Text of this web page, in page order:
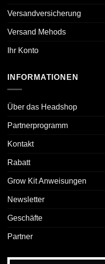
Versandversicherung
Versand Mehods
Ihr Konto
INFORMATIONEN
Über das Headshop
Partnerprogramm
Kontakt
Rabatt
Grow Kit Anweisungen
Newsletter
Geschäfte
Partner